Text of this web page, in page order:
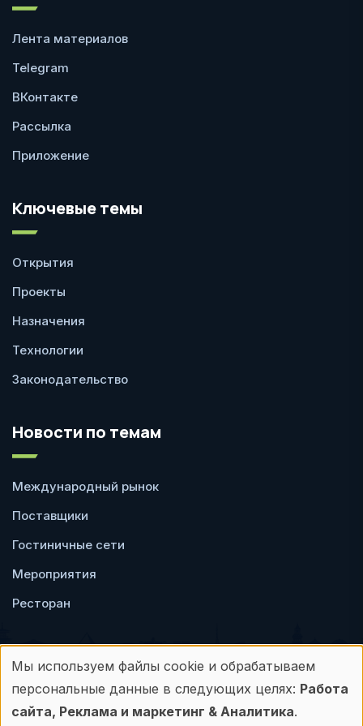
Лента материалов
Telegram
ВКонтакте
Рассылка
Приложение
Ключевые темы
Открытия
Проекты
Назначения
Технологии
Законодательство
Новости по темам
Международный рынок
Поставщики
Гостиничные сети
Мероприятия
Ресторан
Пользовательское
соглашение
Политика
конфиденциальности
Использование
персональных
Мы используем файлы cookie и обрабатываем
персональные данные в следующих целях: Работа
сайта, Реклама и маркетинг & Аналитика.